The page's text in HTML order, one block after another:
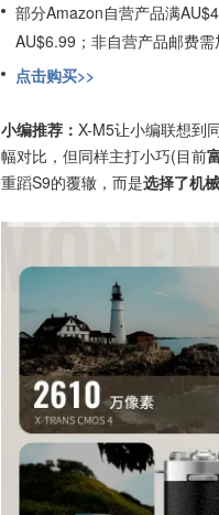
部分Amazon自营产品满
AU$6.99；非自营产品邮费需
点击购买>>
小编推荐： X-M5让小编联想到
幅对比，但同样主打小巧(目前
重蹈S9的覆辙，而是选择了机